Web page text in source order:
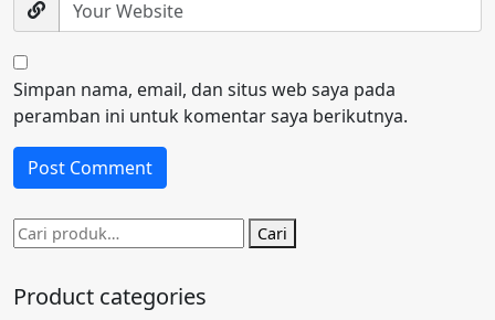
Simpan nama, email, dan situs web saya pada
peramban ini untuk komentar saya berikutnya.
Pencarian
untuk:
Cari
Product categories